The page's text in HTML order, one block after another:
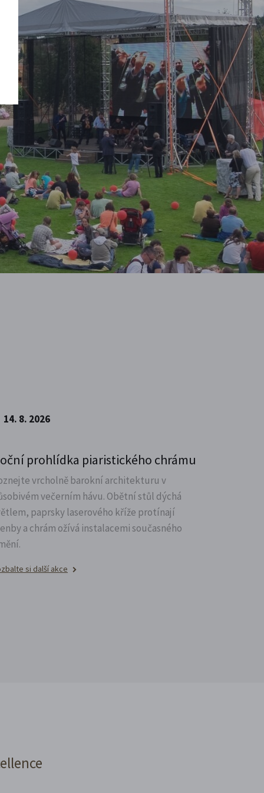
14. 8. 2026
prohlídka piaristického chrámu
vrcholně barokní architekturu v
večerním hávu. Obětní stůl dýchá
paprsky laserového kříže protínají
a chrám ožívá instalacemi současného
si další akce